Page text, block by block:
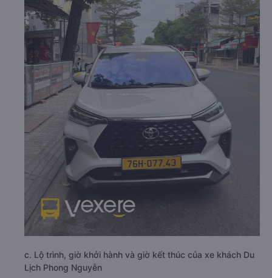
c. Lộ trình, giờ khởi hành và giờ kết thúc của xe khách Du
Lịch Phong Nguyễn